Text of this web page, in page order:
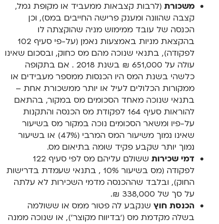
משכורת (לרבות קצבאות ממעביד או מקופת גמל,
קצבה שהוונה ומענק פרישה החייבים במס), וכן
הכנסה של עובד ממימוש מניה שהוקצתה לו
בהקצאת מניות באמצעות נאמן (על-פי סעיף 102
לפקודה), בתנאי שנוכה מהם מס כחוק, ובסכום שאינו
עולה על 651,000 ₪ בשנת 2018 . אם בתקופה
כלשהי בשנת המס היו הכנסות ממספר מעבידים או
ממקורות הכלולים לעיל או יותר ממשכורת אחת –
בתנאי שנוכה מאחד הסכומים מס במקור, בהתאם
להוראות סעיף 164 לפקודת מס הכנסה והתקנות
על-פיו ומשאר הסכומים נוכה במקור מס בשיעור
שאינו נמוך משיעור המס המרבי (47%) או בשיעור
נמוך יותר שקבע פקיד שומה בתיאום מס.
דמי שכירות
ששולם עליהם מס לפי סעיף 122
לפקודה (מס בשיעור 10% , בתנאי שעמדת בדרישות
החוק), ובלבד שההכנסה מדמי השכירות לא עלתה
על סך של 338,000 ₪.
הכנסת חוץ שנקבע לה פטור ממס או ששולמה
בשלה מקדמת מס (‘בדיווח מקוצר’), או שנוכה ממנה